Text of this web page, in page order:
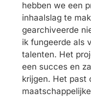
hebben we een
inhaalslag te
gearchiveerde
ik fungeerde als
talenten. Het
een succes en
krijgen. Het past